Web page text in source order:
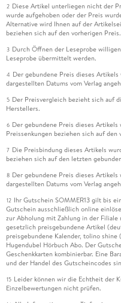
2 Diese Artikel unterliegen nicht der
wurde aufgehoben oder der Preis
Alternative wird Ihnen auf der
beziehen sich auf den vorherigen Preis.
3 Durch Öffnen der Leseprobe
Leseprobe übermittelt werden.
4 Der gebundene Preis dieses
dargestellten Datums vom Verlag
5 Der Preisvergleich bezieht sich auf
Herstellers.
6 Der gebundene Preis dieses Artikels
Preissenkungen beziehen sich auf den
7 Die Preisbindung dieses Artikels
beziehen sich auf den letzten
8 Der gebundene Preis dieses
dargestellten Datums vom Verlag
12 Ihr Gutschein SOMMER13 gilt bis
Gutschein ausschließlich online
zur Abholung mit Zahlung in der
gesetzlich preisgebundene Artikel
preisgebundene Kalender, tolino
Hugendubel Hörbuch Abo. Der
Geschenkkarten kombinierbar. Eine
und der Handel des Gutscheincodes
15 Leider können wir die Echtheit der
Einzelbewertungen nicht prüfen.